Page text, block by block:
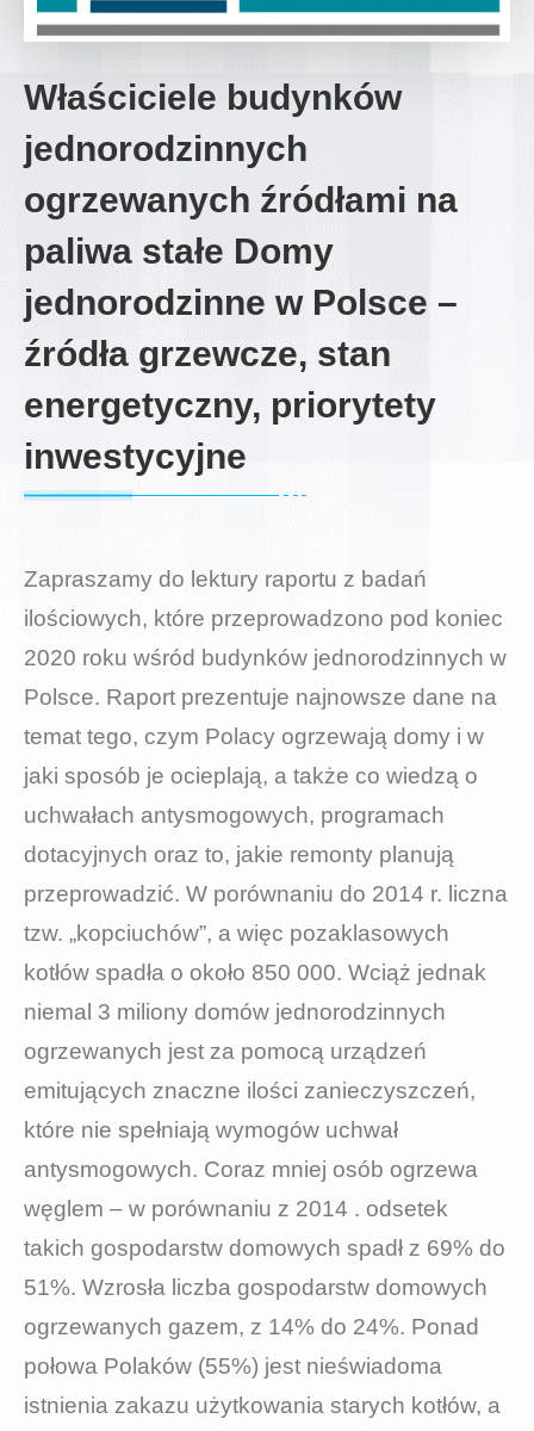
Właściciele budynków
jednorodzinnych
ogrzewanych źródłami na
paliwa stałe Domy
jednorodzinne w Polsce –
źródła grzewcze, stan
energetyczny, priorytety
inwestycyjne
Zapraszamy do lektury raportu z badań
ilościowych, które przeprowadzono pod koniec
2020 roku wśród budynków jednorodzinnych w
Polsce. Raport prezentuje najnowsze dane na
temat tego, czym Polacy ogrzewają domy i w
jaki sposób je ocieplają, a także co wiedzą o
uchwałach antysmogowych, programach
dotacyjnych oraz to, jakie remonty planują
przeprowadzić. W porównaniu do 2014 r. liczna
tzw. „kopciuchów”, a więc pozaklasowych
kotłów spadła o około 850 000. Wciąż jednak
niemal 3 miliony domów jednorodzinnych
ogrzewanych jest za pomocą urządzeń
emitujących znaczne ilości zanieczyszczeń,
które nie spełniają wymogów uchwał
antysmogowych. Coraz mniej osób ogrzewa
węglem – w porównaniu z 2014 . odsetek
takich gospodarstw domowych spadł z 69% do
51%. Wzrosła liczba gospodarstw domowych
ogrzewanych gazem, z 14% do 24%. Ponad
połowa Polaków (55%) jest nieświadoma
istnienia zakazu użytkowania starych kotłów, a